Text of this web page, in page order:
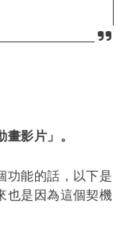
畫影片」。
功能的話，以下是
也是因為這個契機